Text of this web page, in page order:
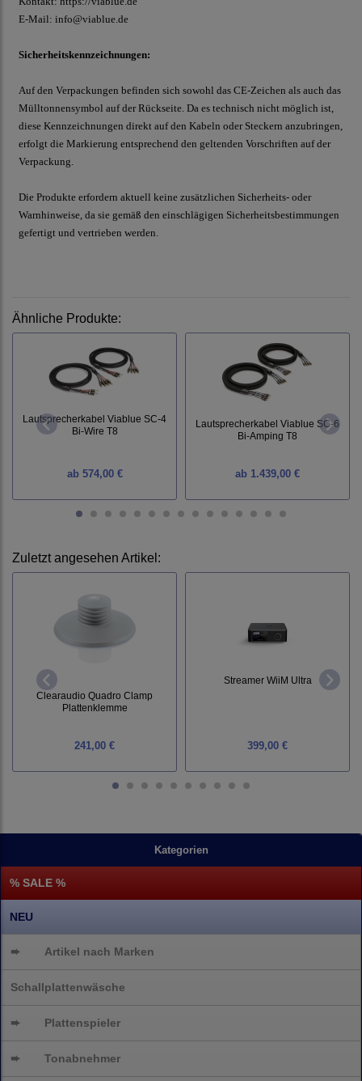
Kategorien
% SALE %
NEU
➨ Artikel nach Marken
Schallplattenwäsche
➨ Plattenspieler
➨ Tonabnehmer
E-Mail: info@viablue.de
Sicherheitskennzeichnungen:
Auf den Verpackungen befinden sich sowohl das CE-Zeichen als auch das
Mülltonnensymbol auf der Rückseite. Da es technisch nicht möglich ist,
diese Kennzeichnungen direkt auf den Kabeln oder Steckern anzubringen,
erfolgt die Markierung entsprechend den geltenden Vorschriften auf der
Verpackung.
Die Produkte erfordern aktuell keine zusätzlichen Sicherheits- oder
Warnhinweise, da sie gemäß den einschlägigen Sicherheitsbestimmungen
gefertigt und vertrieben werden.
Ähnliche Produkte:
Lautsprecherkabel Viablue SC-4
Bi-Wire T8
ab574,00 €
Lautsprecherkabel Viablue SC-6
Bi-Amping T8
ab 1.439,00 €
Zuletzt angesehen Artikel:
Clearaudio Quadro Clamp
Plattenklemme
241,00 €
Streamer WiiM Ultra
399,00 €